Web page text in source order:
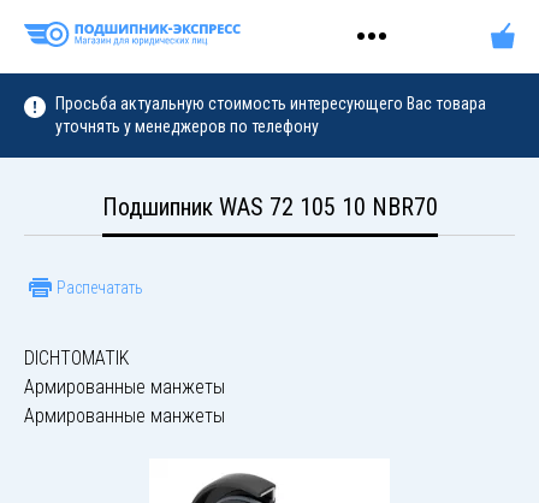
Просьба актуальную стоимость интересующего Вас товара
уточнять у менеджеров по телефону
Подшипник WAS 72 105 10 NBR70
Распечатать
DICHTOMATIK
Армированные манжеты
Армированные манжеты